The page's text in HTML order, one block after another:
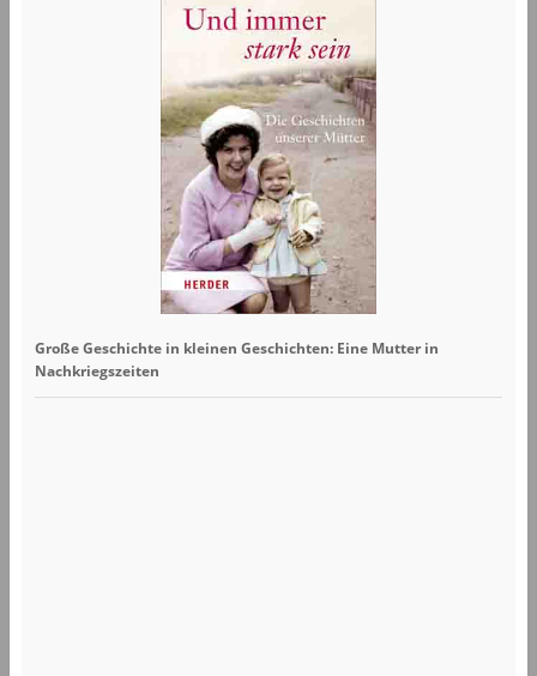
Große Geschichte in kleinen Geschichten: Eine Mutter in
Nachkriegszeiten